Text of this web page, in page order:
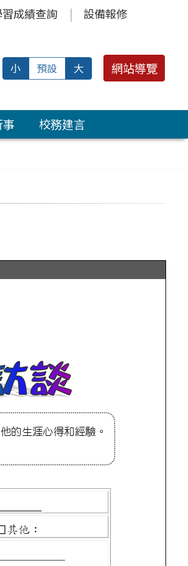
習成績查詢 設備報修
小 預設 大 網站導覽
校務建言